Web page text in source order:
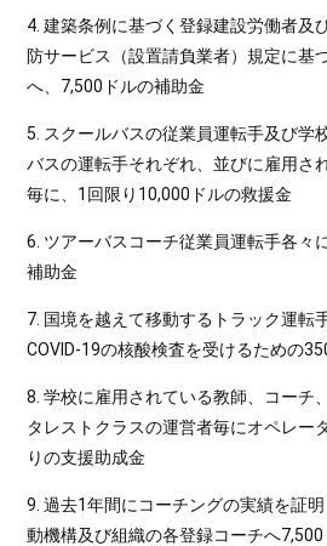
4. 建築条例に基づく登録建設労働者及
防サービス（設置請負業者）規定に基
へ、7,500ドルの補助金
5. スクールバスの従業員運転手及び学
バスの運転手それぞれ、並びに雇用さ
毎に、1回限り10,000ドルの救援金
6. ツアーバスコーチ従業員運転手各々
補助金
7. 国境を越えて移動するトラック運転
COVID-19の核酸検査を受けるための
8. 学校に雇用されている教師、コーチ
タレストクラスの運営者毎にオペレー
りの支援助成金
9. 過去1年間にコーチングの実績を証
動機構及び組織の各登録コーチへ